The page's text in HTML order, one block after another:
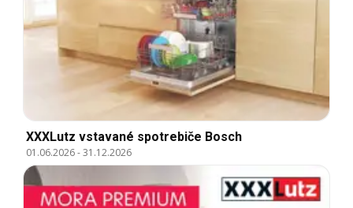
XXXLutz vstavané spotrebiče Bosch
01.06.2026-31.12.2026